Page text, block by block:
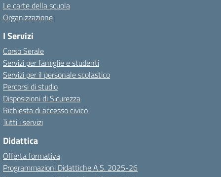
Le carte della scuola
Organizzazione
I Servizi
Corso Serale
Servizi per famiglie e studenti
Servizi per il personale scolastico
Percorsi di studio
Disposizioni di Sicurezza
Richiesta di accesso civico
Tutti i servizi
Didattica
Offerta formativa
Programmazioni Didattiche A.S. 2025-26